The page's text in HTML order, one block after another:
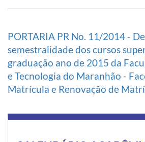
PORTARIA PR No. 11/2014 -
semestralidade dos cursos
graduação ano de 2015 da
e Tecnologia do Maranhão -
Matrícula e Renovação de